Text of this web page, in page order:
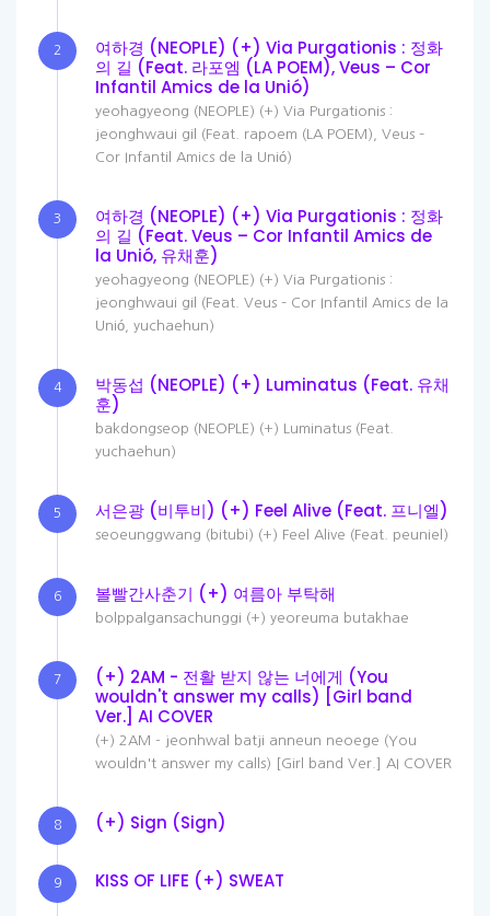
2
여하경 (NEOPLE) (+) Via Purgationis : 정화
의 길 (Feat. 라포엠 (LA POEM), Veus – Cor
Infantil Amics de la Unió)
yeohagyeong (NEOPLE) (+) Via Purgationis :
jeonghwaui gil (Feat. rapoem (LA POEM), Veus –
Cor Infantil Amics de la Unió)
3
여하경 (NEOPLE) (+) Via Purgationis : 정화
의 길 (Feat. Veus – Cor Infantil Amics de
la Unió, 유채훈)
yeohagyeong (NEOPLE) (+) Via Purgationis :
jeonghwaui gil (Feat. Veus – Cor Infantil Amics de la
Unió, yuchaehun)
4
박동섭 (NEOPLE) (+) Luminatus (Feat. 유채
훈)
bakdongseop (NEOPLE) (+) Luminatus (Feat.
yuchaehun)
5 서은광 (비투비) (+) Feel Alive (Feat. 프니엘)
seoeunggwang (bitubi) (+) Feel Alive (Feat. peuniel)
6 볼빨간사춘기 (+) 여름아 부탁해
bolppalgansachunggi (+) yeoreuma butakhae
7
(+) 2AM - 전활 받지 않는 너에게 (You
wouldn't answer my calls) [Girl band
Ver.] AI COVER
(+) 2AM - jeonhwal batji anneun neoege (You
wouldn't answer my calls) [Girl band Ver.] AI COVER
8 (+) Sign (Sign)
9 KISS OF LIFE (+) SWEAT